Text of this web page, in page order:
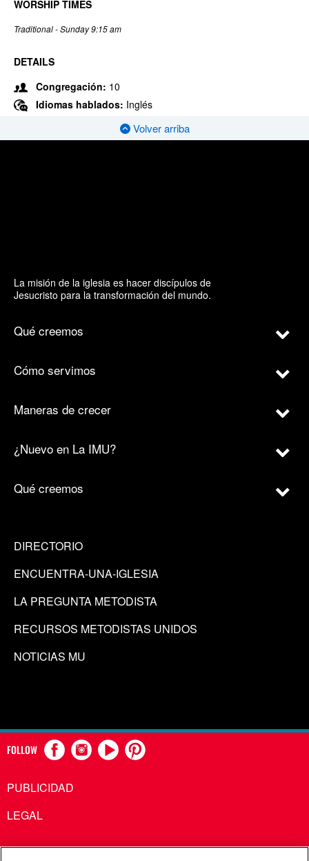
WORSHIP TIMES
Traditional - Sunday 9:15 am
DETAILS
Congregación: 10
Idiomas hablados: Inglés
Volver arriba
La misión de la iglesia es hacer discípulos de
Jesucristo para la transformación del mundo.
Qué creemos
Cómo servimos
Maneras de crecer
¿Nuevo en La IMU?
Qué creemos
DIRECTORIO
ENCUENTRA-UNA-IGLESIA
LA PREGUNTA METODISTA
RECURSOS METODISTAS UNIDOS
NOTICIAS MU
FOLLOW
PUBLICIDAD
LEGAL